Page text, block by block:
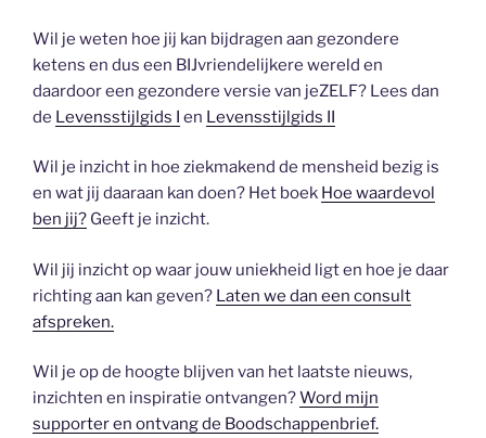
Wil je weten hoe jij kan bijdragen aan gezondere
ketens en dus een BIJvriendelijkere wereld en
daardoor een gezondere versie van jeZELF? Lees dan
de Levensstijlgids I en Levensstijlgids II
Wil je inzicht in hoe ziekmakend de mensheid bezig is
en wat jij daaraan kan doen? Het boek Hoe waardevol
ben jij? Geeft je inzicht.
Wil jij inzicht op waar jouw uniekheid ligt en hoe je daar
richting aan kan geven? Laten we dan een consult
afspreken.
Wil je op de hoogte blijven van het laatste nieuws,
inzichten en inspiratie ontvangen?Word mijn
supporter en ontvang de Boodschappenbrief.